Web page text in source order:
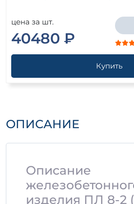
цена за шт.
40480 ₽
Купить
ОПИСАНИЕ
Описание
изделия ПЛ 8-2